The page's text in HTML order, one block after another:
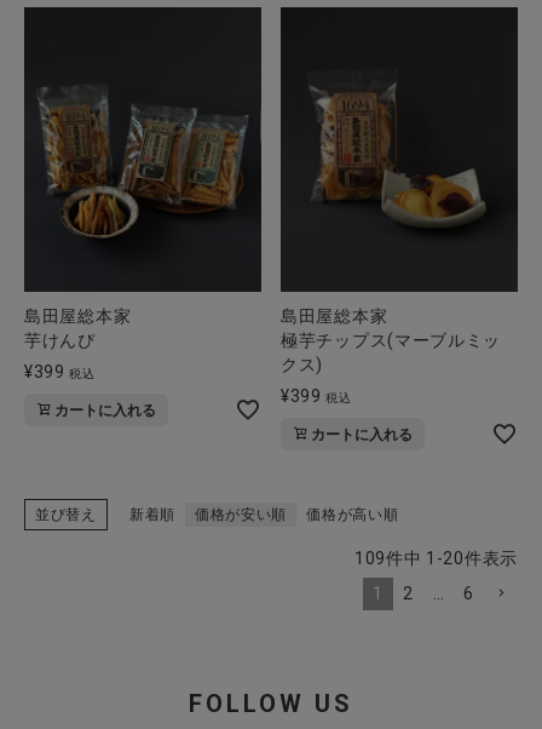
島田屋総本家
芋けんぴ
¥399 税込
カートに入れる
島田屋総本家
極芋チップス(マーブルミッ
クス)
¥399 税込
カートに入れる
並び替え 新着順 価格が安い順 価格が高い順
109件中 1 -20件表示
1
2 6
FOLLOW US